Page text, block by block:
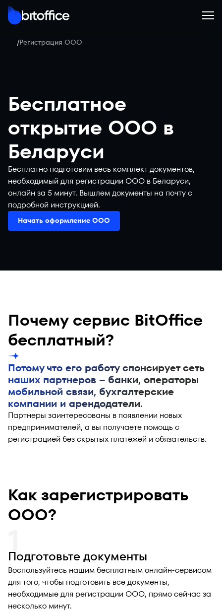
Регистрация ООО
Бесплатное
открытие ООО в
Беларуси
Бесплатно подготовим весь комплект документов,
необходимый для регистрации ООО в Беларуси,
онлайн за 5 минут. Вышлем документы на почту с
подробной инструкцией.
Начать оформление ООО
Почему сервис BitOffice
бесплатный?
Потому что его работу спонсирует сеть
наших партнеров – банки, операторы
мобильной связи, бухгалтерские
компании и арендодатели.
Партнеры заинтересованы в появлении новых
предпринимателей, а вы получаете помощь с
регистрацией без скрытых платежей и обязательств.
Как зарегистрировать
ООО?
Подготовьте документы
Воспользуйтесь нашим бесплатным онлайн-сервисом
для того, чтобы подготовить все документы,
необходимые для регистрации ООО, прямо сейчас за
несколько минут.